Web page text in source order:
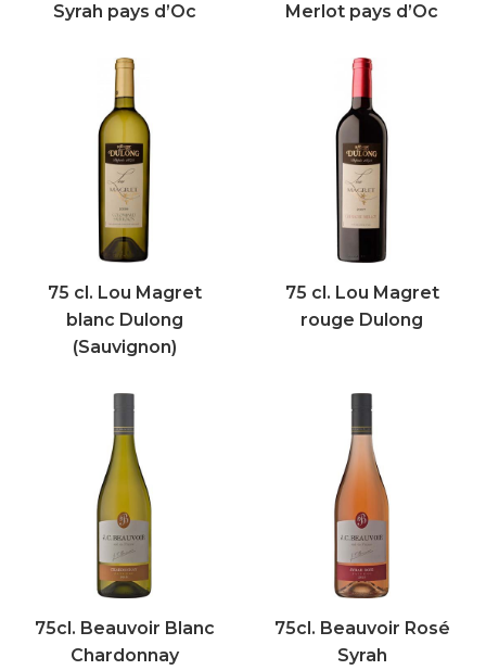
Syrah pays d’Oc
Merlot pays d’Oc
75 cl. Lou Magret
blanc Dulong
(Sauvignon)
75 cl. Lou Magret
rouge Dulong
75cl. Beauvoir Blanc
Chardonnay
75cl. Beauvoir Rosé
Syrah